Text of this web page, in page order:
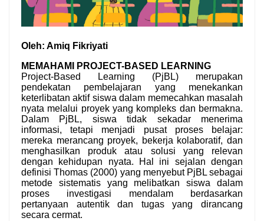
Oleh: Amiq Fikriyati
MEMAHAMI PROJECT-BASED LEARNING
Project-Based Learning (PjBL) merupakan
pendekatan pembelajaran yang menekankan
keterlibatan aktif siswa dalam memecahkan masalah
nyata melalui proyek yang kompleks dan bermakna.
Dalam PjBL, siswa tidak sekadar menerima
informasi, tetapi menjadi pusat proses belajar:
mereka merancang proyek, bekerja kolaboratif, dan
menghasilkan produk atau solusi yang relevan
dengan kehidupan nyata. Hal ini sejalan dengan
definisi Thomas (2000) yang menyebut PjBL sebagai
metode sistematis yang melibatkan siswa dalam
proses investigasi mendalam berdasarkan
pertanyaan autentik dan tugas yang dirancang
secara cermat.